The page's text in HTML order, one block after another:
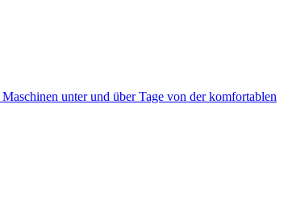
unter und über Tage von der komfortablen